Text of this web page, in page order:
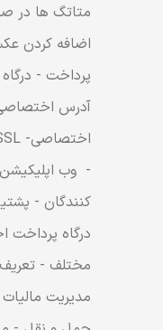
متاتگ ها در
اضافه کردن
پرداخت -
کنندگان -
درگاه پرداخت
مختلف -
مدیریت